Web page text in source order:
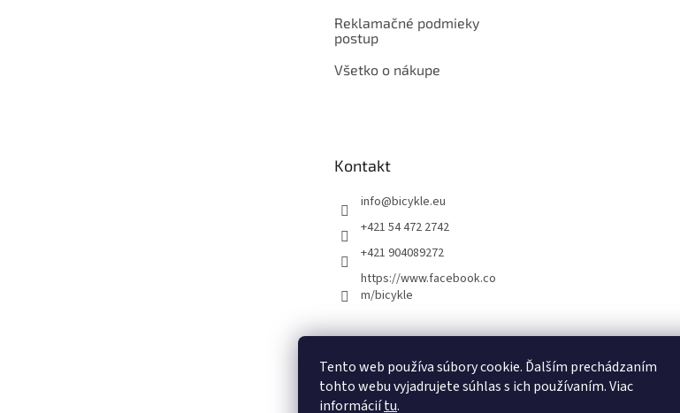
Tento web používa súbory cookie. Ďalším prechádzaním
tohto webu vyjadrujete súhlas s ich používaním. Viac
informáciítu.
Reklamačné podmieky
postup
Všetko o nákupe
Kontakt
info@bicykle.eu
+421 54 472 2742
+421 904089272
https://www.facebook.co
m/bicykle